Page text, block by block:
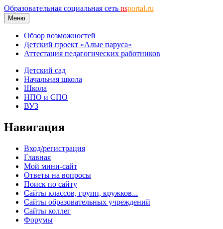
Образовательная социальная сеть nsportal.ru
Меню
Обзор возможностей
Детский проект «Алые паруса»
Аттестация педагогических работников
Детский сад
Начальная школа
Школа
НПО и СПО
ВУЗ
Навигация
Вход/регистрация
Главная
Мой мини-сайт
Ответы на вопросы
Поиск по сайту
Сайты классов, групп, кружков...
Сайты образовательных учреждений
Сайты коллег
Форумы